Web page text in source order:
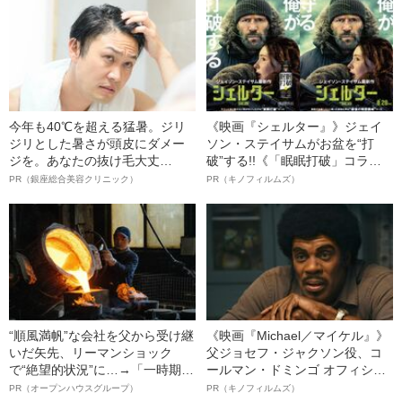
ト”が生み出した徹底ケアとは
今年も40℃を超える猛暑。ジリ
ジリとした暑さが頭皮にダメー
ジを。あなたの抜け毛大丈
夫！？
PR（銀座総合美容クリニック）
《映画『シェルター』》ジェイ
ソン・ステイサムがお盆を“打
破”する!!《「眠眠打破」コラ
ボ》
PR（キノフィルムズ）
“順風満帆”な会社を父から受け継
いだ矢先、リーマンショック
で“絶望的状況”に…→「一時期は
納品3年待ち」のヒット商品を生
PR（オープンハウスグループ）
《映画『Michael／マイケル』》
父ジョセフ・ジャクソン役、コ
ールマン・ドミンゴ オフィシャ
ルインタビュー“観客を魅了した
PR（キノフィルムズ）